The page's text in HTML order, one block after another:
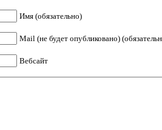
Имя (обязательно)
Mail (не будет опубликовано)
Вебсайт